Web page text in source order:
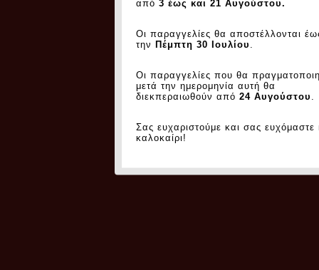
από 3 έως και 21 Αυγούστου.
Οι παραγγελίες θα αποστέλλονται
την Πέμπτη 30 Ιουλίου
Οι παραγγελίες που θα
μετά την ημερομηνία αυτή θα
διεκπεραιωθούν από 24 Αυγούστου
Σας ευχαριστούμε και σας ευχόμαστε
καλοκαίρι!